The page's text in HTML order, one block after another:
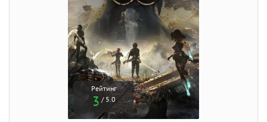
Рейтинг
3 / 5.0